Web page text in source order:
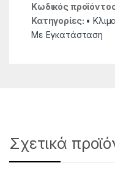
Κωδικός
Κατηγορίες: •
Με Εγκατάσταση
Σχετικά